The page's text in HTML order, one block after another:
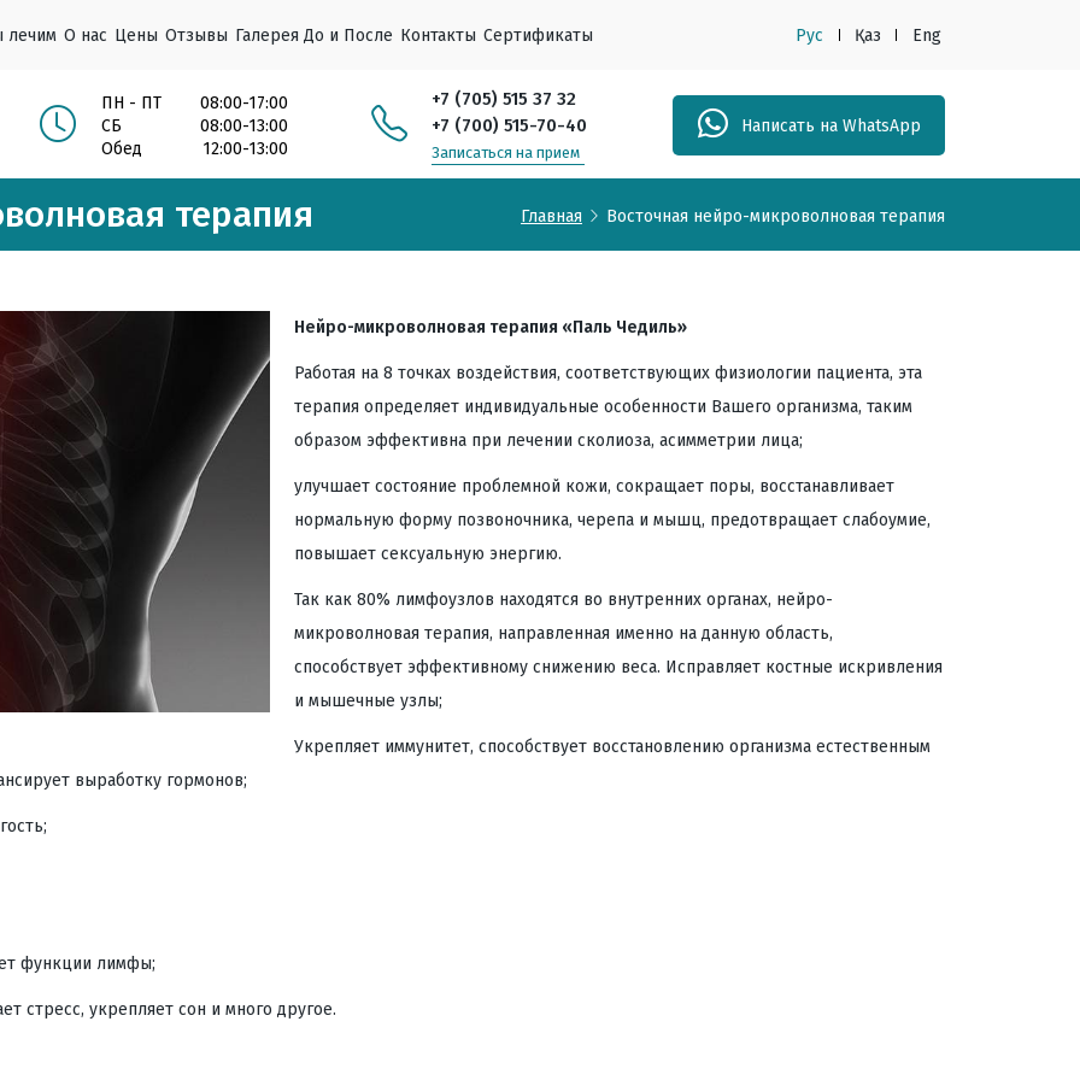
лечим О нас Цены Отзывы Галерея До и После Контакты Сертификаты Рус Қаз Eng
ПН - ПТ
08:00-17:00
СБ
08:00-13:00
Обед
12:00-13:00
+7 (705) 515 37 32
+7 (700) 515-70-40
Записаться на прием
Написать на WhatsApp
терапия Главная Восточная нейро-микроволновая терапия
Нейро-микроволновая терапия «Паль Чедиль»
Работая на 8 точках воздействия, соответствующих физиологии пациента, эта
терапия определяет индивидуальные особенности Вашего организма, таким
образом эффективна при лечении сколиоза, асимметрии лица;
улучшает состояние проблемной кожи, сокращает поры, восстанавливает
нормальную форму позвоночника, черепа и мышц, предотвращает слабоумие,
повышает сексуальную энергию.
Так как 80% лимфоузлов находятся во внутренних органах, нейро-
микроволновая терапия, направленная именно на данную область,
способствует эффективному снижению веса. Исправляет костные искривления
и мышечные узлы;
Укрепляет иммунитет, способствует восстановлению организма естественным
выработку гормонов;
функции лимфы;
стресс, укрепляет сон и много другое.